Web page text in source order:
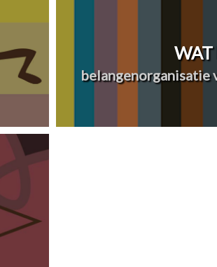
WAT
belangenorganisatie